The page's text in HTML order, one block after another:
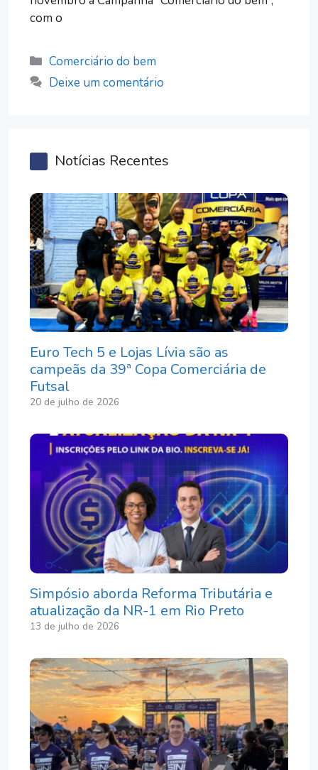
com o
Categorias
Comerciário do bem
Deixe um comentário
Notícias Recentes
Euro Tech 5 e Lojas Lívia são as
campeãs da 39ª Copa Comerciária de
Futsal
20 de julho de 2026
Simpósio aborda Reforma Tributária e
atualização da NR-1 em Rio Preto
13 de julho de 2026